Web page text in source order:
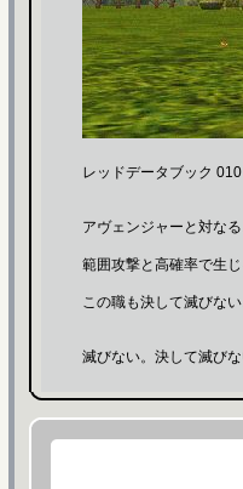
レッドデータブック
アヴェンジャーと対な
範囲攻撃と高確率で生
この職も決して滅びな
滅びない。決して滅びな